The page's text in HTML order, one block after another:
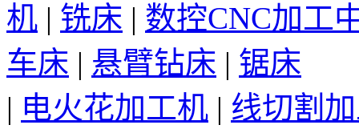
机 | 铣床 | 数控CNC加工
车床 | 悬臂钻床 | 锯床
| 电火花加工机 | 线切割